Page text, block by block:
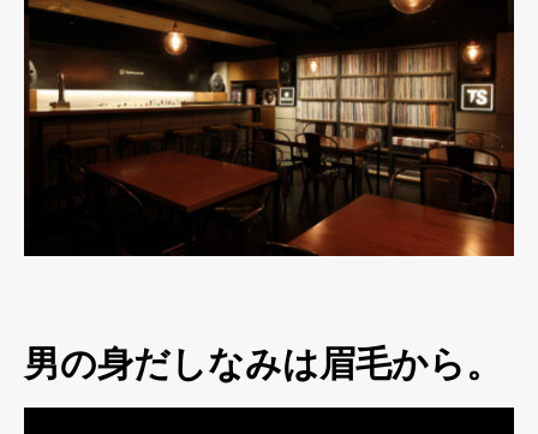
男の身だしなみは眉毛から。